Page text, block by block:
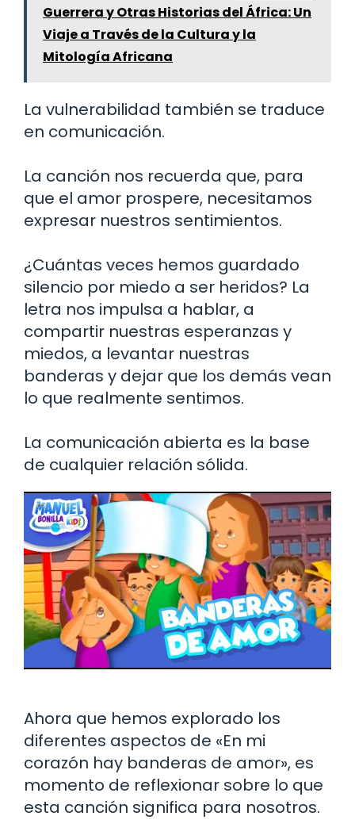
Guerrera y Otras Historias del África: Un
Viaje a Través de la Cultura y la
Mitología Africana
La vulnerabilidad también se traduce
en comunicación.
La canción nos recuerda que, para
que el amor prospere, necesitamos
expresar nuestros sentimientos.
¿Cuántas veces hemos guardado
silencio por miedo a ser heridos? La
letra nos impulsa a hablar, a
compartir nuestras esperanzas y
miedos, a levantar nuestras
banderas y dejar que los demás vean
lo que realmente sentimos.
La comunicación abierta es la base
de cualquier relación sólida.
Ahora que hemos explorado los
diferentes aspectos de «En mi
corazón hay banderas de amor», es
momento de reflexionar sobre lo que
esta canción significa para nosotros.